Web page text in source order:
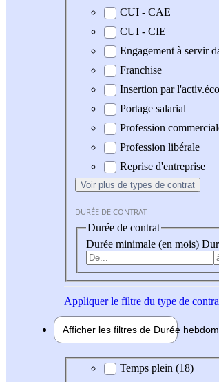
CUI - CAE
CUI - CIE
Engagement à servir
Franchise
Insertion par
Portage salarial
Profession
Profession libérale
Reprise d'entreprise
Voir plus de types de contrat
DURÉE DE CONTRAT
Durée de contrat
Durée minimale (en mois)
Appliquerle filtre du type de
Afficher les filtres de Durée hebdo
Durée hebdomadaire
Temps plein (18)